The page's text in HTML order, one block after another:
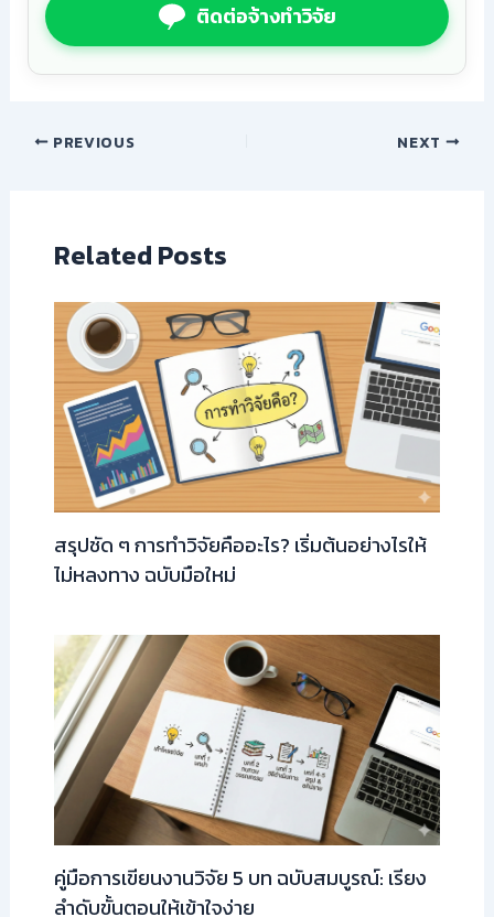
ติดต่อจ้างทำวิจัย
PREVIOUS NEXT
Related Posts
สรุปชัด ๆ การทำวิจัยคืออะไร? เริ่มต้นอย่างไรให้
ไม่หลงทาง ฉบับมือใหม่
คู่มือการเขียนงานวิจัย 5 บท ฉบับสมบูรณ์: เรียง
ลำดับขั้นตอนให้เข้าใจง่าย